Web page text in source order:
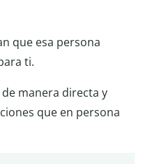
que esa persona
ti.
manera directa y
que en persona